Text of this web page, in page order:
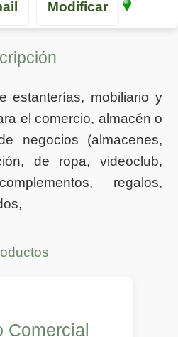
Modificar
estanterías, mobiliario y
el comercio, almacén o
negocios (almacenes,
de ropa, videoclub,
regalos,
Comercial